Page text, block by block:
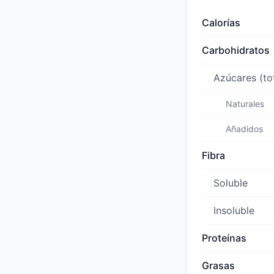
Calorías
Carbohidratos
Azúcares
Naturales
Añadidos
Fibra
Soluble
Insoluble
Proteínas
Grasas